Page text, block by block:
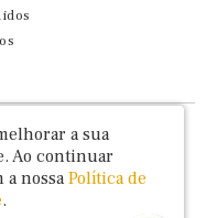
0001-86
/ SP - CEP 03016-030
a sua
Ao continuar
a nossa Política de
.